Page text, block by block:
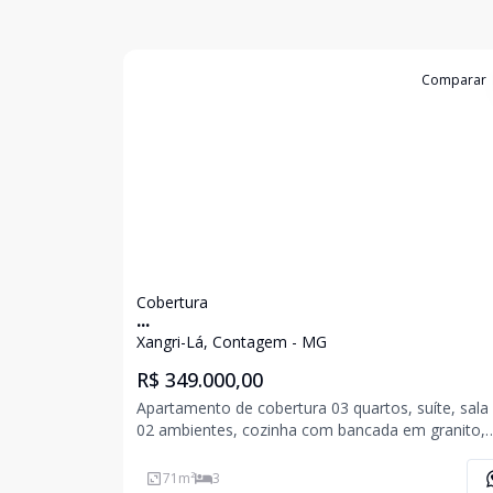
Comparar
Cobertura
...
Xangri-Lá, Contagem - MG
R$ 349.000,00
Apartamento de cobertura 03 quartos, suíte, sala
02 ambientes, cozinha com bancada em granito,
terraço. 02 Vagas de garagem.
71 m² 3